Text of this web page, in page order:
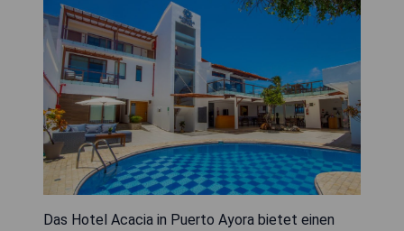
Das Hotel Acacia in Puerto Ayora bietet einen